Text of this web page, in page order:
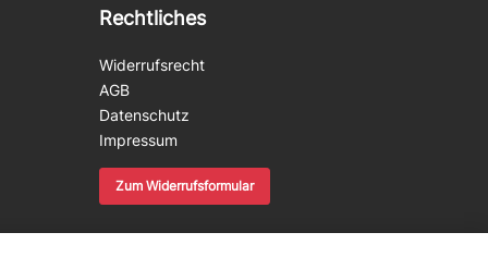
Rechtliches
Widerrufsrecht
AGB
Datenschutz
Impressum
Zum Widerrufsformular